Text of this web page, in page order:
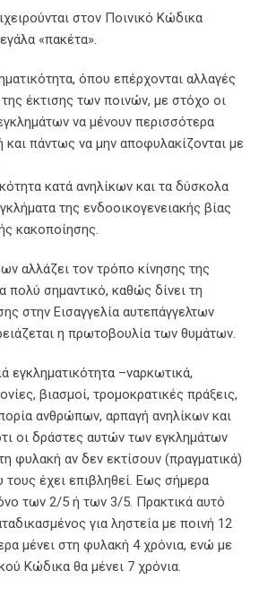
στον Ποινικό Κώδικα
«πακέτα».
όπου επέρχονται αλλαγές
έκτισης των ποινών, με στόχο οι
να μένουν περισσότερα
και πάντως να μην αποφυλακίζονται με
κατά ανηλίκων και τα δύσκολα
της ενδοοικογενειακής βίας
κακοποίησης.
αλλάζει τον τρόπο κίνησης της
πολύ σημαντικό, καθώς δίνει τη
στην Εισαγγελία αυτεπάγγελτων
η πρωτοβουλία των θυμάτων.
εγκληματικότητα –ναρκωτικά,
βιασμοί, τρομοκρατικές πράξεις,
ανθρώπων, αρπαγή ανηλίκων και
οι δράστες αυτών των εγκλημάτων
φυλακή αν δεν εκτίσουν (πραγματικά)
τους έχει επιβληθεί. Εως σήμερα
των 2/5 ή των 3/5. Πρακτικά αυτό
για ληστεία με ποινή 12
μένει στη φυλακή 4 χρόνια, ενώ με
Κώδικα θα μένει 7 χρόνια.